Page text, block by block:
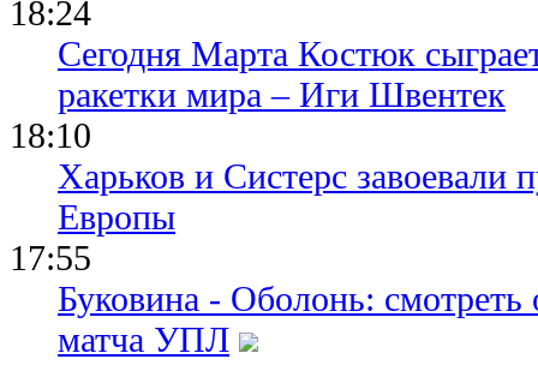
18:24
Сегодня Марта Костюк
ракетки мира – Иги Швентек
18:10
Харьков и Систерс завоевали
Европы
17:55
Буковина - Оболонь:
матча УПЛ